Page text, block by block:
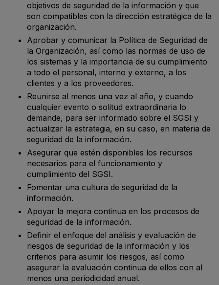
objetivos de seguridad de la información y que
son compatibles con la dirección estratégica de la
organización.
Aprobar y comunicar la Política de Seguridad de
la Organización, así como las normas de uso de
los sistemas y la importancia de su cumplimiento
a todo el personal, interno y externo, a los
clientes y a los proveedores.
Reunirse al menos una vez al año, y cuando
cualquier evento o solitud extraordinaria lo
demande, para ser informado sobre el SGSI y
actualizar la estrategia, en su caso, en materia de
seguridad de la información.
Asegurar que estén disponibles los recursos
necesarios para el funcionamiento y
cumplimiento del SGSI.
Fomentar una cultura de seguridad de la
información.
Apoyar la mejora continua en los procesos de
seguridad de la información.
Definir el enfoque del análisis y evaluación de
riesgos de seguridad de la información y los
criterios para asumir los riesgos, así como
asegurar la evaluación continua de ellos con al
menos una periodicidad anual.